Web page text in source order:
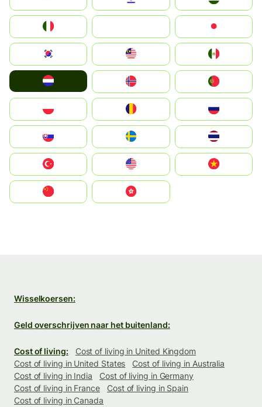
South Korea
United States
中國香港特別行政區
Wisselkoersen:
Geld overschrijven naar het buitenland:
Cost of living:
Cost of living in United Kingdom
Cost of living in United States
Cost of living in Australia
Cost of living in India
Cost of living in Germany
Cost of living in France
Cost of living in Spain
Cost of living in Canada